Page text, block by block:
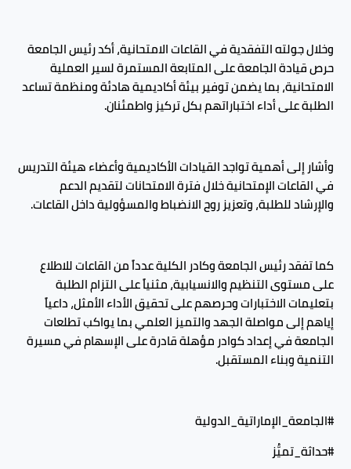
وخلال جولته التفقدية في القاعات الامتحانية، أكد رئيس الجامعة
حرص قيادة الجامعة على المتابعة المستمرة لسير العملية
الامتحانية، بما يضمن توفير بيئة أكاديمية هادئة ومنظمة تساعد
الطلبة على أداء اختباراتهم بكل تركيز واطمئنان.
وأشار إلى أهمية تواجد القيادات الأكاديمية وأعضاء هيئة التدريس
في القاعات الإمتحانية خلال فترة الامتحانات لتقديم الدعم
والإرشاد للطلبة، وتعزيز روح الانضباط والمسؤولية داخل القاعات.
كما تفقد رئيس الجامعة وكادر الكلية عدداً من القاعات للاطلاع
على مستوى التنظيم والانسيابية، مثنياً على التزام الطلبة
بتعليمات الاختبارات وحرصهم على تحقيق الأداء الأمثل، داعياً
إياهم إلى مواصلة الجهد والتميز العلمي بما يواكب تطلعات
الجامعة في إعداد كوادر مؤهلة قادرة على الإسهام في مسيرة
التنمية وبناء المستقبل.
#الجامعة_الإماراتية_الدولية
#حداثة_تميُّز